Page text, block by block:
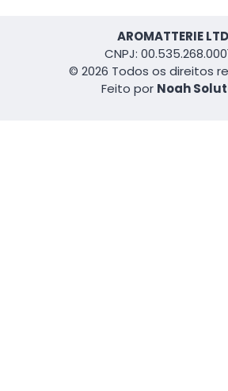
AROMATTERIE
CNPJ:
© 2026 Todos os direitos
Feito por Noah